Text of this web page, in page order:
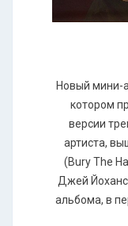
Новый мини-
котором
версии
артиста,
(Bury The
Джей
альбома, в